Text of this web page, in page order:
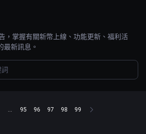
，掌握有關新幣上線、功能更新、福利活
最新訊息。
... 95 96 97 98 99